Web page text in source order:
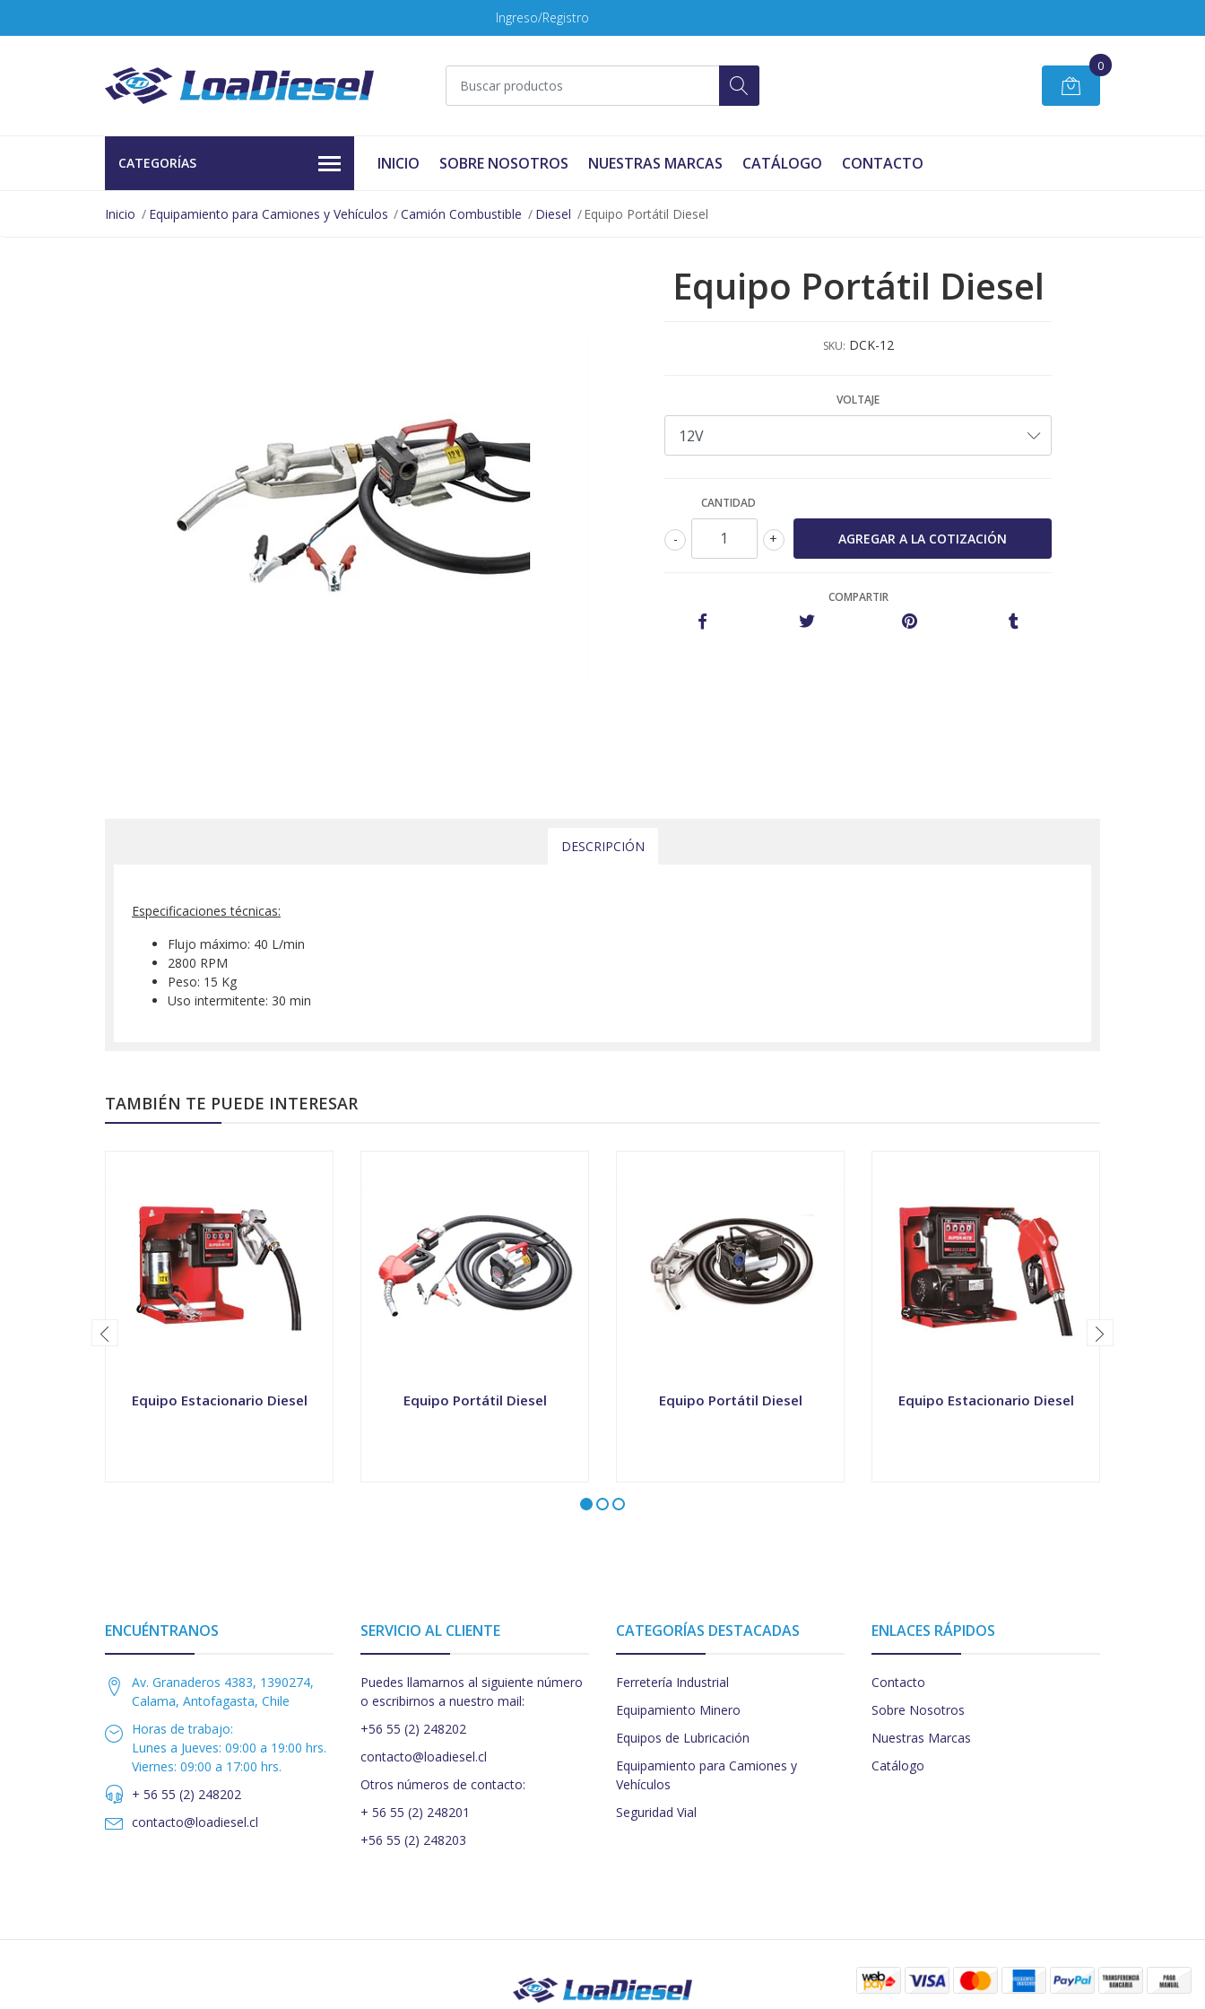
Ingreso/Registro
0
CATEGORÍAS INICIO SOBRE NOSOTROS NUESTRAS MARCAS CATÁLOGO CONTACTO
Inicio Equipamiento para Camiones y Vehículos Camión Combustible Diesel Equipo Portátil Diesel
Equipo Portátil Diesel
SKU: DCK-12
VOLTAJE
CANTIDAD
+
-
COMPARTIR
DESCRIPCIÓN
Especificaciones técnicas:
Flujo máximo: 40 L/min
2800 RPM
Peso: 15 Kg
Uso intermitente: 30 min
TAMBIÉN TE PUEDE INTERESAR
Equipo Estacionario Diesel Equipo Portátil Diesel Equipo Portátil Diesel Equipo Estacionario Diesel
ENCUÉNTRANOS
Av. Granaderos 4383, 1390274,
Calama, Antofagasta, Chile
Horas de trabajo:
Lunes a Jueves: 09:00 a 19:00 hrs.
Viernes: 09:00 a 17:00 hrs.
+ 56 55 (2) 248202
contacto@loadiesel.cl
SERVICIO AL CLIENTE
Puedes llamarnos al siguiente número
o escribirnos a nuestro mail:
+56 55 (2) 248202
contacto@loadiesel.cl
Otros números de contacto:
+ 56 55 (2) 248201
+56 55 (2) 248203
CATEGORÍAS DESTACADAS
Ferretería Industrial
Equipamiento Minero
Equipos de Lubricación
Equipamiento para Camiones y
Vehículos
Seguridad Vial
ENLACES RÁPIDOS
Contacto
Sobre Nosotros
Nuestras Marcas
Catálogo